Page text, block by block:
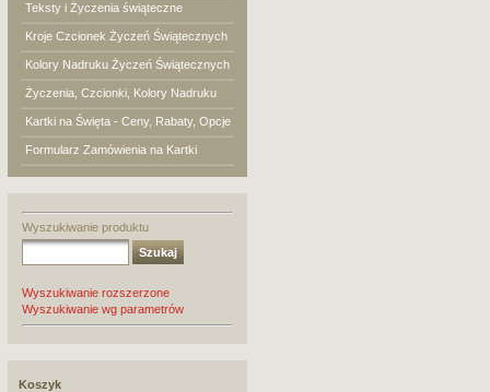
Teksty i Życzenia świąteczne
Kroje Czcionek Życzeń Świątecznych
Kolory Nadruku Życzeń Świątecznych
Życzenia, Czcionki, Kolory Nadruku
Kartki na Święta - Ceny, Rabaty, Opcje
Formularz Zamówienia na Kartki
Wyszukiwanie produktu
Wyszukiwanie rozszerzone
Wyszukiwanie wg parametrów
Koszyk